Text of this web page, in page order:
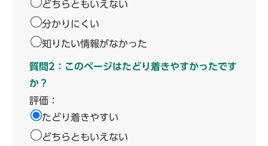
どちらともいえない
分かりにくい
知りたい情報がなかった
質問2：このページはたどり着きやすかったです
か？
評価：
たどり着きやすい
どちらともいえない